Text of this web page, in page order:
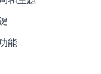
能